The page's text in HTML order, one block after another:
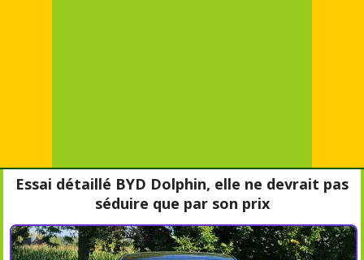
Essai détaillé BYD Dolphin, elle ne devrait pas
séduire que par son prix